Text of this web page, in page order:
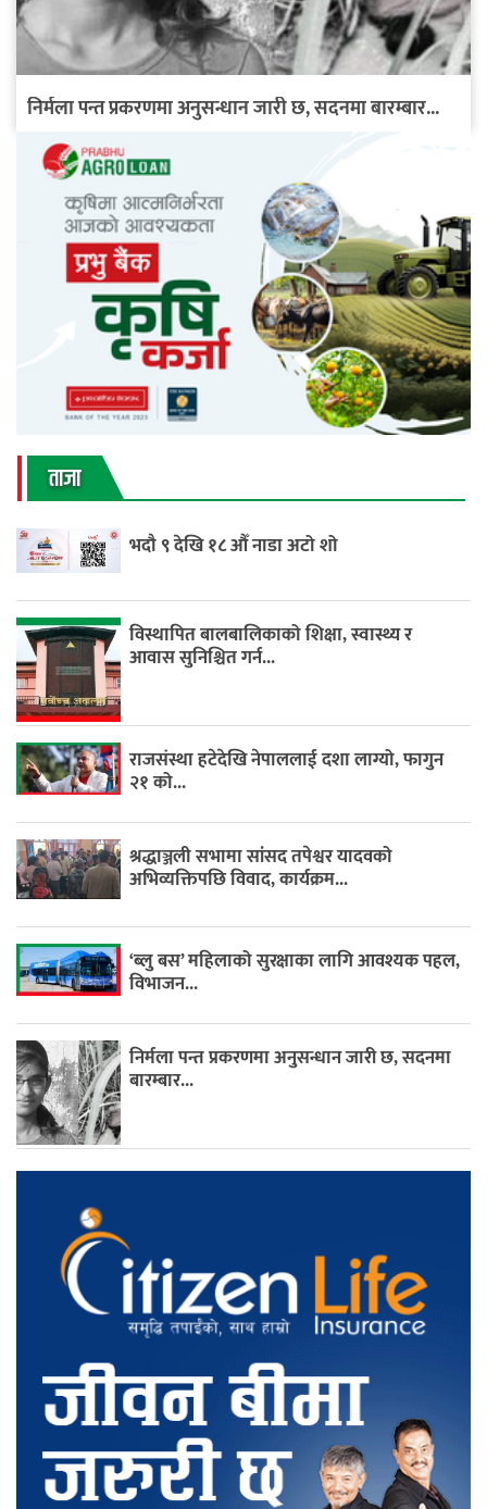
निर्मला पन्त प्रकरणमा अनुसन्धान जारी छ, सदनमा बारम्बार...
ताजा
भदौ ९ देखि १८ औँ नाडा अटो शो
विस्थापित बालबालिकाको शिक्षा, स्वास्थ्य र
आवास सुनिश्चित गर्न...
राजसंस्था हटेदेखि नेपाललाई दशा लाग्यो, फागुन
२१ को...
श्रद्धाञ्जली सभामा सांसद तपेश्वर यादवको
अभिव्यक्तिपछि विवाद, कार्यक्रम...
‘ब्लु बस’ महिलाको सुरक्षाका लागि आवश्यक पहल,
विभाजन...
निर्मला पन्त प्रकरणमा अनुसन्धान जारी छ, सदनमा
बारम्बार...